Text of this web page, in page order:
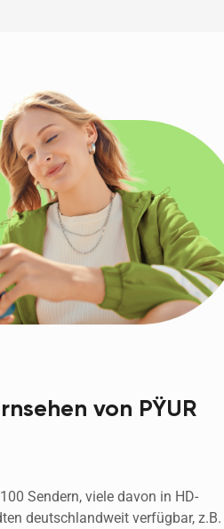
von PŸUR
Sendern, viele davon in HD-